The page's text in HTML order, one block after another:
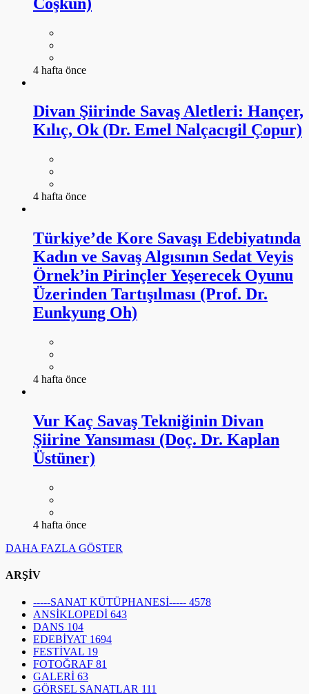
4 hafta önce
Divan Şiirinde Savaş Aletleri: Hançer,
Kılıç, Ok (Dr. Emel Nalçacıgil Çopur)
4 hafta önce
Türkiye’de Kore Savaşı Edebiyatında
Kadın ve Savaş Algısının Sedat Veyis
Örnek’in Pirinçler Yeşerecek Oyunu
Üzerinden Tartışılması (Prof. Dr.
Eunkyung Oh)
4 hafta önce
Vur Kaç Savaş Tekniğinin Divan
Şiirine Yansıması (Doç. Dr. Kaplan
Üstüner)
4 hafta önce
DAHA FAZLA GÖSTER
ARŞİV
-----SANAT KÜTÜPHANESİ----- 4578
ANSİKLOPEDİ 643
DANS 104
EDEBİYAT 1694
FESTİVAL 19
FOTOĞRAF 81
GALERİ 63
GÖRSEL SANATLAR 111